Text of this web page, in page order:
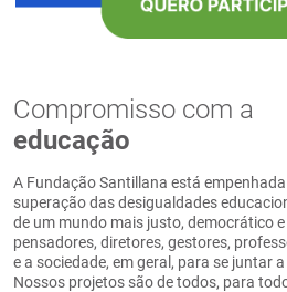
Compromisso com a
educação
A Fundação Santillana está
superação das desigualdades
de um mundo mais justo, democrático
pensadores, diretores, gestores,
e a sociedade, em geral, para se juntar
Nossos projetos são de todos, para